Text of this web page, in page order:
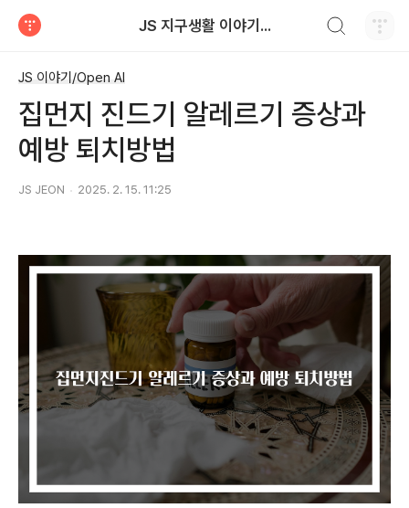
JS 지구생활 이야기...
JS 이야기/Open AI
​집먼지 진드기 알레르기 증상과
예방 퇴치방법
JS JEON 2025. 2. 15. 11:25